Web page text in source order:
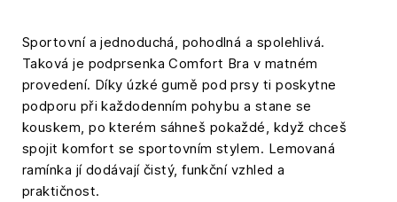
Sportovní a jednoduchá, pohodlná a spolehlivá.
Taková je podprsenka Comfort Bra v matném
provedení. Díky úzké gumě pod prsy ti poskytne
podporu při každodenním pohybu a stane se
kouskem, po kterém sáhneš pokaždé, když chceš
spojit komfort se sportovním stylem. Lemovaná
ramínka jí dodávají čistý, funkční vzhled a
praktičnost.